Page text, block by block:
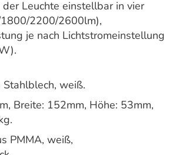
Leuchte einstellbar in vier
2200/2600lm),
je nach Lichtstromeinstellung
Stahlblech, weiß.
Breite: 152mm, Höhe: 53mm,
PMMA, weiß,